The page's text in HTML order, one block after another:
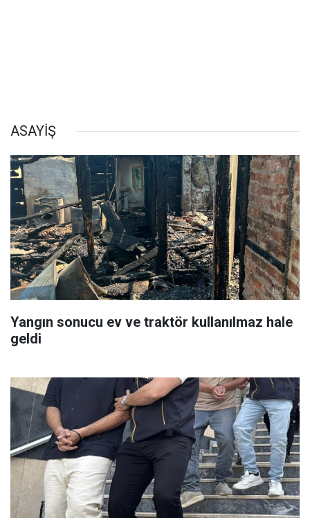
ASAYİŞ
Yangın sonucu ev ve traktör kullanılmaz hale
geldi